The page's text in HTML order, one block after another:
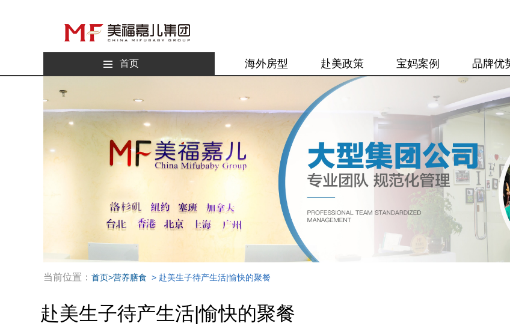
首页 海外房型 赴美政策 宝妈案例 品牌优
当前位置： 首页>营养膳食 > 赴美生子待产生活|愉快的聚餐
赴美生子待产生活|愉快的聚餐